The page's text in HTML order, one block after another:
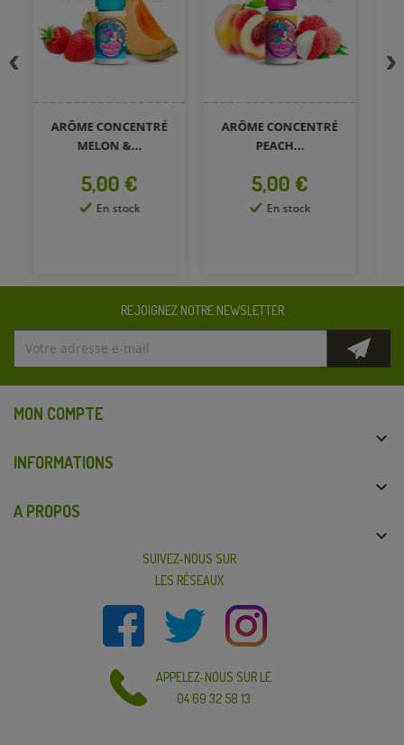
ARÔME CONCENTRÉ
MELON &...
Prix
5,00 €
En stock
ARÔME CONCENTRÉ
PEACH...
Prix
5,00 €
En stock
REJOIGNEZ NOTRE NEWSLETTER
MON COMPTE

INFORMATIONS

A PROPOS

SUIVEZ-NOUS SUR
LES RÉSEAUX
APPELEZ-NOUS SUR LE
04 69 32 58 13